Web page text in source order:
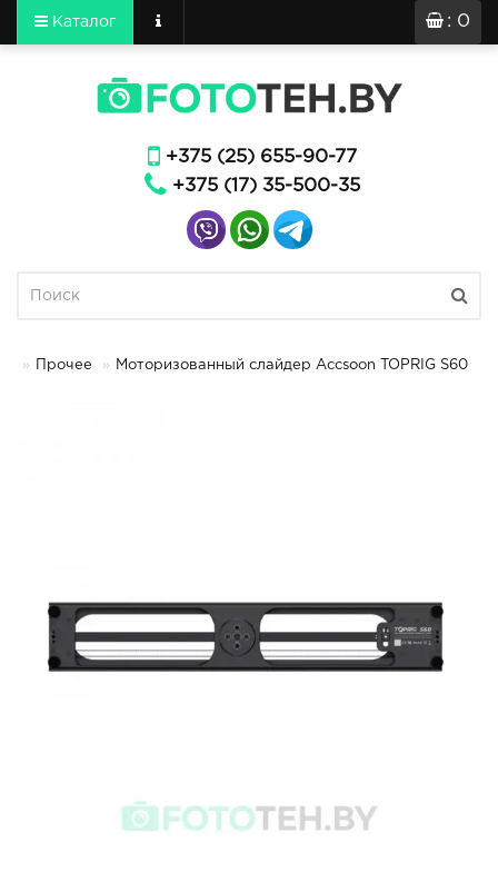
: 0
Каталог
+375 (25) 655-90-77
+375 (17) 35-500-35
Прочее Моторизованный слайдер Accsoon TOPRIG S60